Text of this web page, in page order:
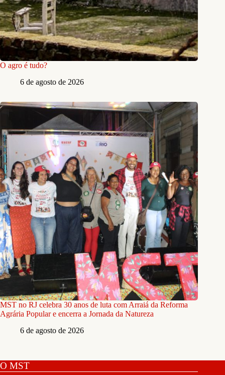
O agro é tudo?
6 de agosto de 2026
MST no RJ celebra 30 anos de luta com Arraiá da Reforma
Agrária Popular e encerra a Jornada da Natureza
6 de agosto de 2026
O MST